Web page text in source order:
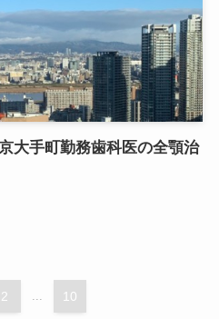
大手町勤務歯科医の全顎治
2 ... 10